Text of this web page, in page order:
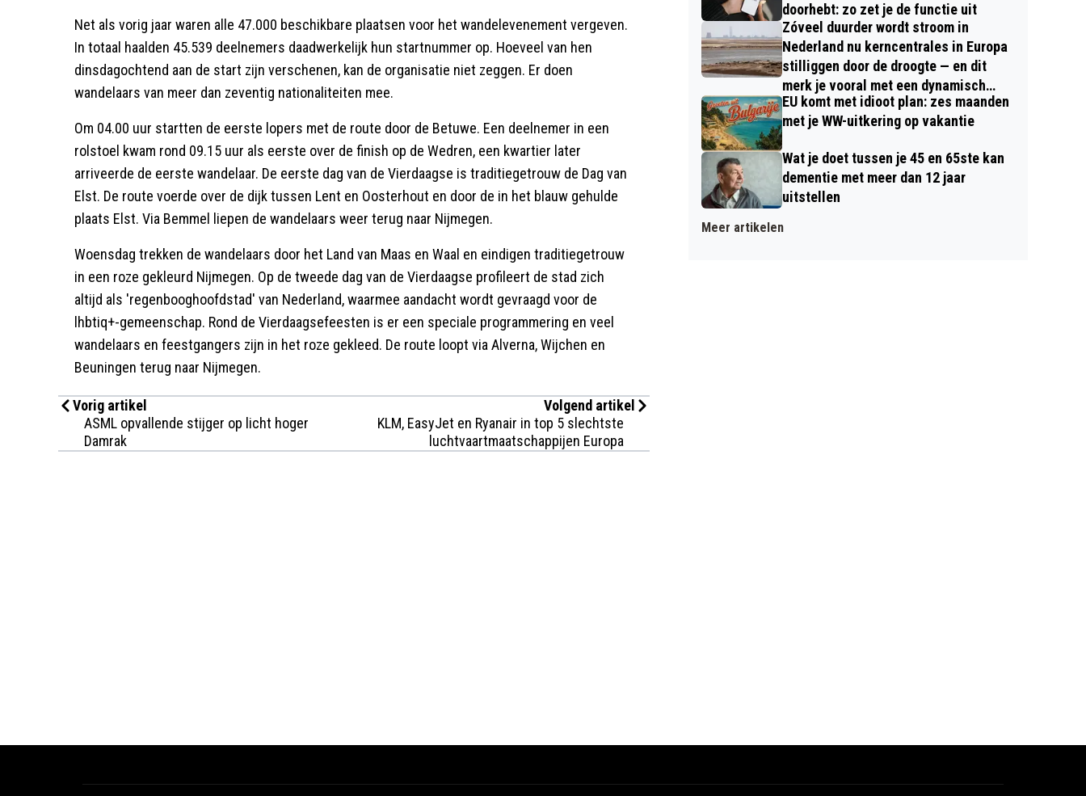
Net als vorig jaar waren alle 47.000 beschikbare plaatsen voor het wandelevenement vergeven.
In totaal haalden 45.539 deelnemers daadwerkelijk hun startnummer op. Hoeveel van hen
dinsdagochtend aan de start zijn verschenen, kan de organisatie niet zeggen. Er doen
wandelaars van meer dan zeventig nationaliteiten mee.
Om 04.00 uur startten de eerste lopers met de route door de Betuwe. Een deelnemer in een
rolstoel kwam rond 09.15 uur als eerste over de finish op de Wedren, een kwartier later
arriveerde de eerste wandelaar. De eerste dag van de Vierdaagse is traditiegetrouw de Dag van
Elst. De route voerde over de dijk tussen Lent en Oosterhout en door de in het blauw gehulde
plaats Elst. Via Bemmel liepen de wandelaars weer terug naar Nijmegen.
Woensdag trekken de wandelaars door het Land van Maas en Waal en eindigen traditiegetrouw
in een roze gekleurd Nijmegen. Op de tweede dag van de Vierdaagse profileert de stad zich
altijd als 'regenbooghoofdstad' van Nederland, waarmee aandacht wordt gevraagd voor de
lhbtiq+-gemeenschap. Rond de Vierdaagsefeesten is er een speciale programmering en veel
wandelaars en feestgangers zijn in het roze gekleed. De route loopt via Alverna, Wijchen en
Beuningen terug naar Nijmegen.
Vorig artikel
ASML opvallende stijger op licht hoger
Damrak
Volgend artikel
KLM, EasyJet en Ryanair in top 5 slechtste
luchtvaartmaatschappijen Europa
doorhebt: zo zet je de functie uit
Zóveel duurder wordt stroom in
Nederland nu kerncentrales in Europa
stilliggen door de droogte — en dit
merk je vooral met een dynamisch
contract
EU komt met idioot plan: zes maanden
met je WW-uitkering op vakantie
Wat je doet tussen je 45 en 65ste kan
dementie met meer dan 12 jaar
uitstellen
Meer artikelen